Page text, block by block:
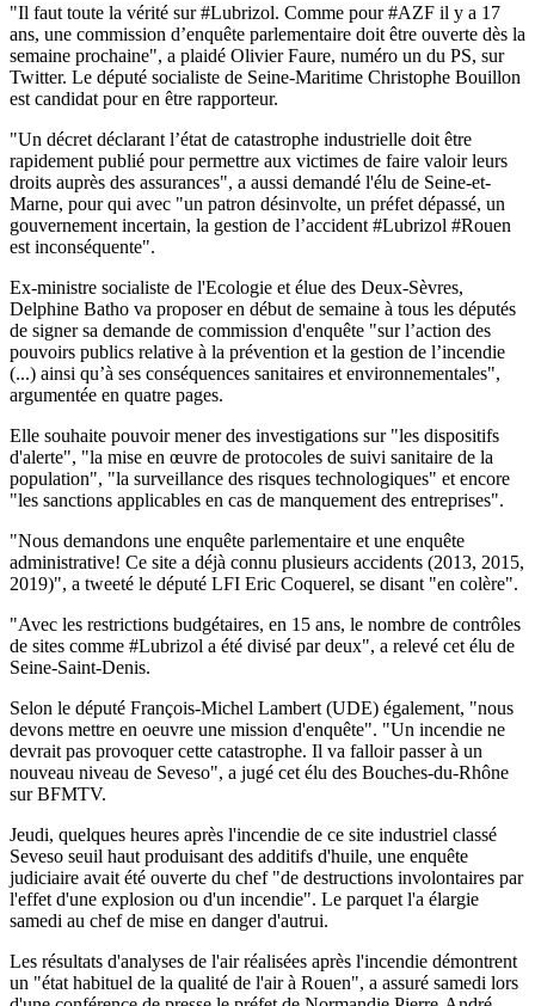
"Il faut toute la vérité sur #Lubrizol. Comme pour #AZF il y a 17
ans, une commission d’enquête parlementaire doit être ouverte dès la
semaine prochaine", a plaidé Olivier Faure, numéro un du PS, sur
Twitter. Le député socialiste de Seine-Maritime Christophe Bouillon
est candidat pour en être rapporteur.
"Un décret déclarant l’état de catastrophe industrielle doit être
rapidement publié pour permettre aux victimes de faire valoir leurs
droits auprès des assurances", a aussi demandé l'élu de Seine-et-
Marne, pour qui avec "un patron désinvolte, un préfet dépassé, un
gouvernement incertain, la gestion de l’accident #Lubrizol #Rouen
est inconséquente".
Ex-ministre socialiste de l'Ecologie et élue des Deux-Sèvres,
Delphine Batho va proposer en début de semaine à tous les députés
de signer sa demande de commission d'enquête "sur l’action des
pouvoirs publics relative à la prévention et la gestion de l’incendie
(...) ainsi qu’à ses conséquences sanitaires et environnementales",
argumentée en quatre pages.
Elle souhaite pouvoir mener des investigations sur "les dispositifs
d'alerte", "la mise en œuvre de protocoles de suivi sanitaire de la
population", "la surveillance des risques technologiques" et encore
"les sanctions applicables en cas de manquement des entreprises".
"Nous demandons une enquête parlementaire et une enquête
administrative! Ce site a déjà connu plusieurs accidents (2013, 2015,
2019)", a tweeté le député LFI Eric Coquerel, se disant "en colère".
"Avec les restrictions budgétaires, en 15 ans, le nombre de contrôles
de sites comme #Lubrizol a été divisé par deux", a relevé cet élu de
Seine-Saint-Denis.
Selon le député François-Michel Lambert (UDE) également, "nous
devons mettre en oeuvre une mission d'enquête". "Un incendie ne
devrait pas provoquer cette catastrophe. Il va falloir passer à un
nouveau niveau de Seveso", a jugé cet élu des Bouches-du-Rhône
sur BFMTV.
Jeudi, quelques heures après l'incendie de ce site industriel classé
Seveso seuil haut produisant des additifs d'huile, une enquête
judiciaire avait été ouverte du chef "de destructions involontaires par
l'effet d'une explosion ou d'un incendie". Le parquet l'a élargie
samedi au chef de mise en danger d'autrui.
Les résultats d'analyses de l'air réalisées après l'incendie démontrent
un "état habituel de la qualité de l'air à Rouen", a assuré samedi lors